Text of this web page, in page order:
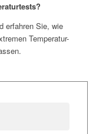
erfahren Sie, wie
Temperatur-